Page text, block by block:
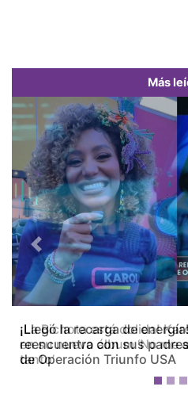
Más
¡La Bichota está dolida!
en su nuevo álbum ‘No me
tanto’
Previous